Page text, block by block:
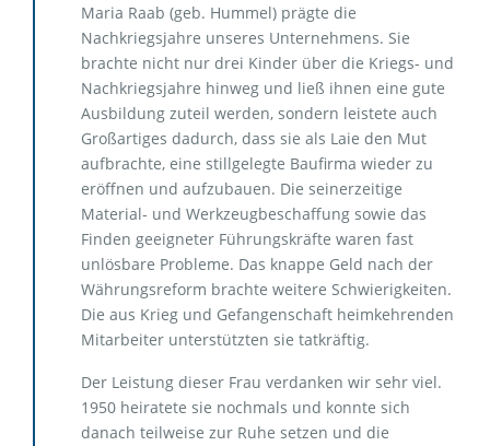
Maria Raab (geb. Hummel) prägte die
Nachkriegsjahre unseres Unternehmens. Sie
brachte nicht nur drei Kinder über die Kriegs- und
Nachkriegsjahre hinweg und ließ ihnen eine gute
Ausbildung zuteil werden, sondern leistete auch
Großartiges dadurch, dass sie als Laie den Mut
aufbrachte, eine stillgelegte Baufirma wieder zu
eröffnen und aufzubauen. Die seinerzeitige
Material- und Werkzeugbeschaffung sowie das
Finden geeigneter Führungskräfte waren fast
unlösbare Probleme. Das knappe Geld nach der
Währungsreform brachte weitere Schwierigkeiten.
Die aus Krieg und Gefangenschaft heimkehrenden
Mitarbeiter unterstützten sie tatkräftig.
Der Leistung dieser Frau verdanken wir sehr viel.
1950 heiratete sie nochmals und konnte sich
danach teilweise zur Ruhe setzen und die